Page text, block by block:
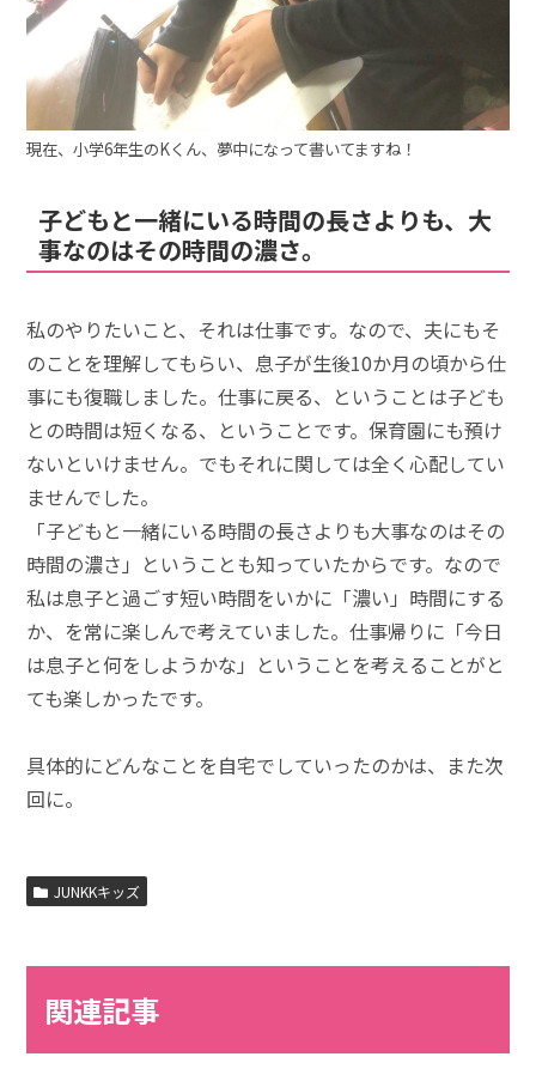
現在、小学6年生のKくん、夢中になって書いてますね！
子どもと一緒にいる時間の長さよりも、大
事なのはその時間の濃さ。
私のやりたいこと、それは仕事です。なので、夫にもそ
のことを理解してもらい、息子が生後10か月の頃から仕
事にも復職しました。仕事に戻る、ということは子ども
との時間は短くなる、ということです。保育園にも預け
ないといけません。でもそれに関しては全く心配してい
ませんでした。
「子どもと一緒にいる時間の長さよりも大事なのはその
時間の濃さ」ということも知っていたからです。なので
私は息子と過ごす短い時間をいかに「濃い」時間にする
か、を常に楽しんで考えていました。仕事帰りに「今日
は息子と何をしようかな」ということを考えることがと
ても楽しかったです。
具体的にどんなことを自宅でしていったのかは、また次
回に。
JUNKKキッズ
関連記事